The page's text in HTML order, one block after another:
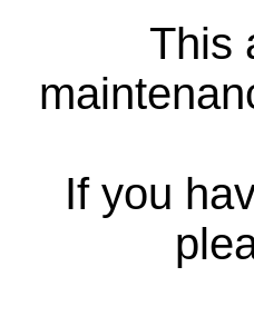
This
If you